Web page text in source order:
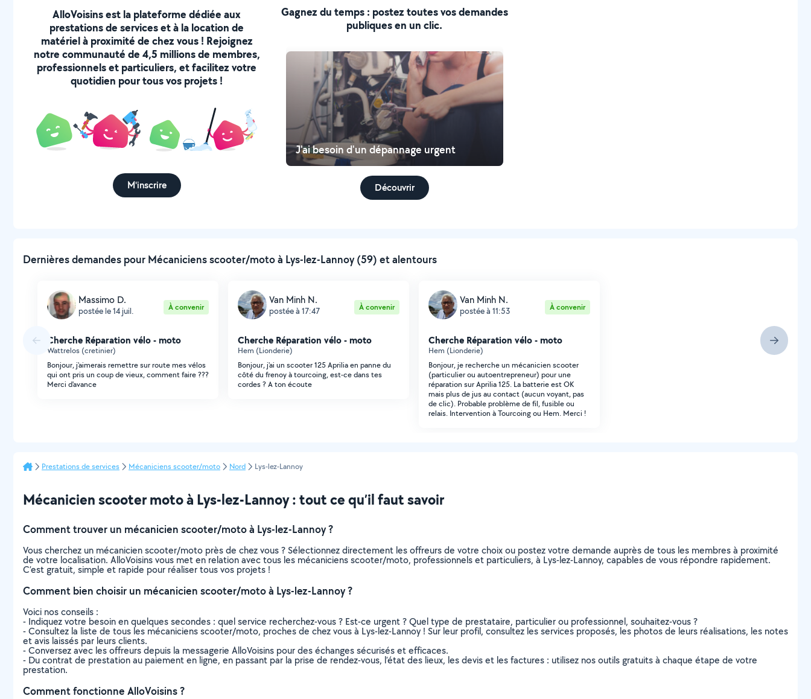
AlloVoisins est la plateforme dédiée aux
prestations de services et à la location de
matériel à proximité de chez vous ! Rejoignez
notre communauté de 4,5 millions de membres,
professionnels et particuliers, et facilitez votre
quotidien pour tous vos projets !
M'inscrire
Gagnez du temps : postez toutes vos demandes
publiques en un clic.
J'ai besoin d'un dépannage urgent
Découvrir
Dernières demandes pour Mécaniciens scooter/moto à Lys-lez-Lannoy (59) et alentours
Massimo D.
postée le 14 juil. À convenir
Cherche Réparation vélo - moto
Wattrelos (cretinier)
Bonjour, j'aimerais remettre sur route mes vélos
qui ont pris un coup de vieux, comment faire ???
Merci d'avance
Van Minh N.
postée à 17:47 À convenir
Cherche Réparation vélo - moto
Hem (Lionderie)
Bonjour, j'ai un scooter 125 Aprilia en panne du
côté du frenoy à tourcoing, est-ce dans tes
cordes ? A ton écoute
Van Minh N.
postée à 11:53 À convenir
Cherche Réparation vélo - moto
Hem (Lionderie)
Bonjour, je recherche un mécanicien scooter
(particulier ou autoentrepreneur) pour une
réparation sur Aprilia 125. La batterie est OK
mais plus de jus au contact (aucun voyant, pas
de clic). Probable problème de fil, fusible ou
relais. Intervention à Tourcoing ou Hem. Merci !
Prestations de services Mécaniciens scooter/moto Nord Lys-lez-Lannoy
Mécanicien scooter moto à Lys-lez-Lannoy : tout ce qu’il faut savoir
Comment trouver un mécanicien scooter/moto à Lys-lez-Lannoy ?
Vous cherchez un mécanicien scooter/moto près de chez vous ? Sélectionnez directement les offreurs de votre choix ou postez votre demande auprès de tous les membres à proximité
de votre localisation. AlloVoisins vous met en relation avec tous les mécaniciens scooter/moto, professionnels et particuliers, à Lys-lez-Lannoy, capables de vous répondre rapidement.
C’est gratuit, simple et rapide pour réaliser tous vos projets !
Comment bien choisir un mécanicien scooter/moto à Lys-lez-Lannoy ?
Voici nos conseils :
- Indiquez votre besoin en quelques secondes : quel service recherchez-vous ? Est-ce urgent ? Quel type de prestataire, particulier ou professionnel, souhaitez-vous ?
- Consultez la liste de tous les mécaniciens scooter/moto, proches de chez vous à Lys-lez-Lannoy ! Sur leur profil, consultez les services proposés, les photos de leurs réalisations, les notes
et avis laissés par leurs clients.
- Conversez avec les offreurs depuis la messagerie AlloVoisins pour des échanges sécurisés et efficaces.
- Du contrat de prestation au paiement en ligne, en passant par la prise de rendez-vous, l’état des lieux, les devis et les factures : utilisez nos outils gratuits à chaque étape de votre
prestation.
Comment fonctionne AlloVoisins ?